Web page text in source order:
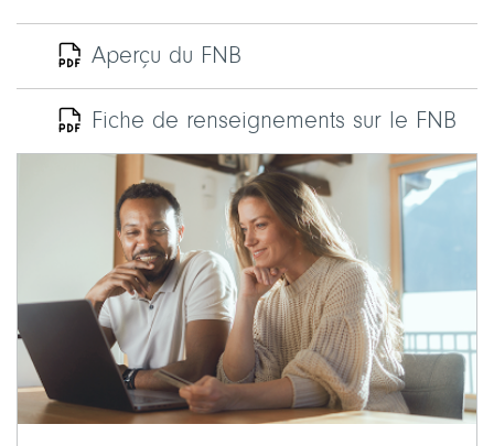
Aperçu du FNB
Fiche de renseignements sur le FNB